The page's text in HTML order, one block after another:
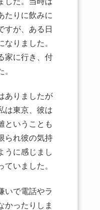
たりに飲みに
すが、ある日
なりました。
家に行き、付
ありましたが
は東京、彼は
ということも
られ彼の気持
うに感じまし
いました。
いで電話やラ
かったりしま